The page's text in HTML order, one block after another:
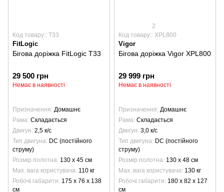
Код товару:: T33
FitLogic
Бігова доріжка FitLogic T33
29 500 грн
Немає в наявності
Призначення Домашнє
Рама Складається
Двигун 2,5 к/с
Тип двигуна DC (постійного
струму)
Розмір полотна 130 х 45 см
Max. вага користувача 110 кг
Робочі габарити 175 x 76 x 138
см
2
Код товару:: XPL800
Vigor
Бігова доріжка Vigor XPL800
29 999 грн
Немає в наявності
Призначення Домашнє
Рама Складається
Двигун 3,0 к/с
Тип двигуна DC (постійного
струму)
Розмір полотна 130 х 48 см
Max. вага користувача 130 кг
Робочі габарити 180 х 82 х 127
см